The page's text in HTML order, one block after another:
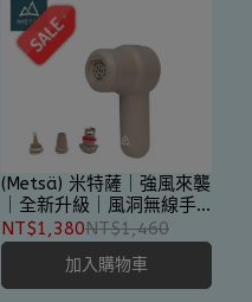
(Metsä) 米特薩｜強風來襲
｜全新升級｜風洞無線手
持充氣幫浦Pro｜三段調整
｜流量升級速度加倍
NT$1,380NT$1,460
加入購物車